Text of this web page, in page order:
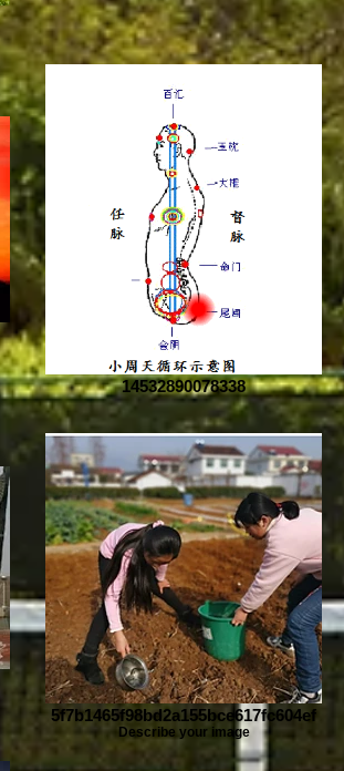
14532890078338
5f7b1465f98bd2a155bce617fc604ef
Describe your image